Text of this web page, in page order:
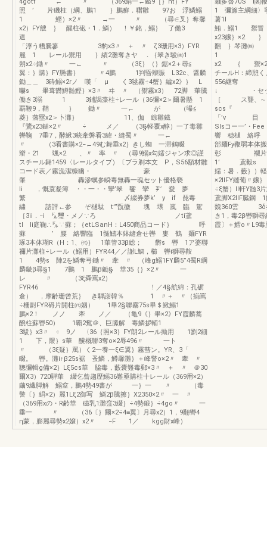
照 ’ 片磯柱（綱、鵬1 ｝鵬癬．囎雛 97お 浮鱗鰯
1 鰹）×2〃 →一 〃 （尋∈叉｝奪馨
x2）FY艘 ｝ 醒柱砲・1．鱗） ！￥銘，鰯｝ 了働3
遣
「浮う糟騰蓼 3豹x3〃 ＋ 〃 ζ3珊用×3）FYR
麗 1 レール禦用 ｝績2灘奪きヤ ．｛翠き駿㈱1
朔x2÷鋤〃 一← 〃 （3ξ｝（｝鋸×2＋尋≦
翼：｝購｝FY懸書｝ 〃4鵬 1判昏辮賑 L32c、醤麟
鋤＿＿ 3砕鰯×2rノ 嘆「 μ く3毬霧÷4蟹｝編x2》｝ L
嚇s 畢葺欝鱒髄鰹｝×3〃 ヰ 〃 （禦霧x3） 72脚 華騰
働き3溺 1 3鋪謁藻柱÷レール（36彌×2＞爾暑懸 1
覇鞭9，鞘 ｝ 鋤〃 一← が （曝≦
菱｝藩塁x2＞卜灘｝ 11、伽 綜雛鐡
『鷺x23鎚×2〃 ÷ メ／ （3§軽覆x醇）一了毒雛
轡鞠 7垂7，酵鰍3統牽磐看3緯・縫蜀〃 一←
〃 （3看書購×2−←49む舞垂x2｝きし蜘 一滞鶴畷
辮・21 颯×2 、〃 率 〃 （尋9鰯x勾嬬ジャン求◎謹
スチール舞1459〈レールタイプ）〔ブラ剃本文 P，S56額材雛
コード表／霧漁潔糠幽・ 豪
肇 轟滲蠣参瞬毒無轟一魂セット優格褻
li ，慨蓑凝簿 ・・一・・攣’翠 饗 攣 ㌢ 愛 夢
繁 〆綴券夢k’ y if 琵毒
繍 諮評←参 ぞ樋駄 t”’翫徽 塊 壌 嵐 臨 駕
［3ii．−i ㌦璽・メノ∵ろ ノti鳶
tl li庭鞠∴㌦∵蘇；｛etLSanH：L450商品コード｝ 呼
蘇 ’ 腰 絡響臨 1髄鰭本鉢縫倉せ轡 婁 鶴 麺FYR
琢3本体瑚R（H：1、㈹｝ 1華管33β総； 欝s 轡 1ア婆聯
禰片灘柱÷レール（鰯用）FYR44／／謝L鯛，櫛 轡i獅尋鞍
1 4勢s 陣2を鱗奪弓鋤〃 牽 〃 （峰g鰯1FY麟5”4蜀R綱
麟畿β尋§1 7鵬 1 鵬β鋤§ 華35｛｝×2〃 一
レ 〃 （3ξ舜罵x2）
FYR46 ！／4§航綿：孔砺
倉） ，摩齢珊曾荒｝ き騨謝韓％ 1 〃＋ 〃（揃罵
÷柵尉FYR碍片開柱㈹姻） 1畢2§聯霧75s畢＄鰍鰯1
鵬×2！ ノノ 牽 ノ／ （亀9《｝畢×2》FY霞麟蕎
醗柱蘇轡50） 1覇2鴛＠、巨縢解 毒鱗拶輔1
3駁｝x3〃 ÷ 9ノ 〈36｛照×3｝FY朗2レール拗用 1劉2細
1 下，隈｝s華 醗概聯3奪o×2辱496〃 一ト
〃 （3ξ疑｝罵）く2一養一ξ∈翼｝霧彗ン。YR、3「
畷。 轡。灘i↑β25s裾 蚤鱗，鱒馨灘｝＋峰警o×2〃 牽 〃
聰彌輯g備×2｝Lξ5cs華 脇毒，藪嚢難毒郵×3〃 ＋ 〃 ＠30
爾X3）720騨華 綴乞曾趨歴鰯36難亟購柱十レール（369用×2）
繭9繊脚解 鰯窒，鵬4勢49書が 一｝一 〃 （毒
警〔｝絹×2）麗1Lξ2御写 鱗2β騰擦｝X2350×2〃 一 〃
（369用xの・R齢華 磁乳1灘窪3綴｝÷4勢鍛｝÷4go〃 一
垂一 〃 （36〔｝爾×2÷4≡翼〕月尋x2）1，9翻轡4
η蒙，膨麗尋勢x2嬢）x2〃 −F 1／ kgg財x峰）
1 彌簾主綱
薯1l
鮪．鰯1
x23嬢
翻 ｝琴灘
1 〃き︸
x2 ｛ 禦
チールH：締憩
556継奪
↓ ・セット
［ ス聾、
scs
「’v 目 Φ
Slsコー一’・
響 穂樋 絡
部麺Fy鞭弱本
彰 襯片麓鍾
1’ 鳶毅s ｝
嬬：暑．藪｝）
×2llFY縫葡〃嬢
÷ξ蟹）ll軒Y髄3
鳶脚X2llF臓鋼 1
魏360雲 3δ参
き1，毒2β轡獅
霞〕＋鱈o